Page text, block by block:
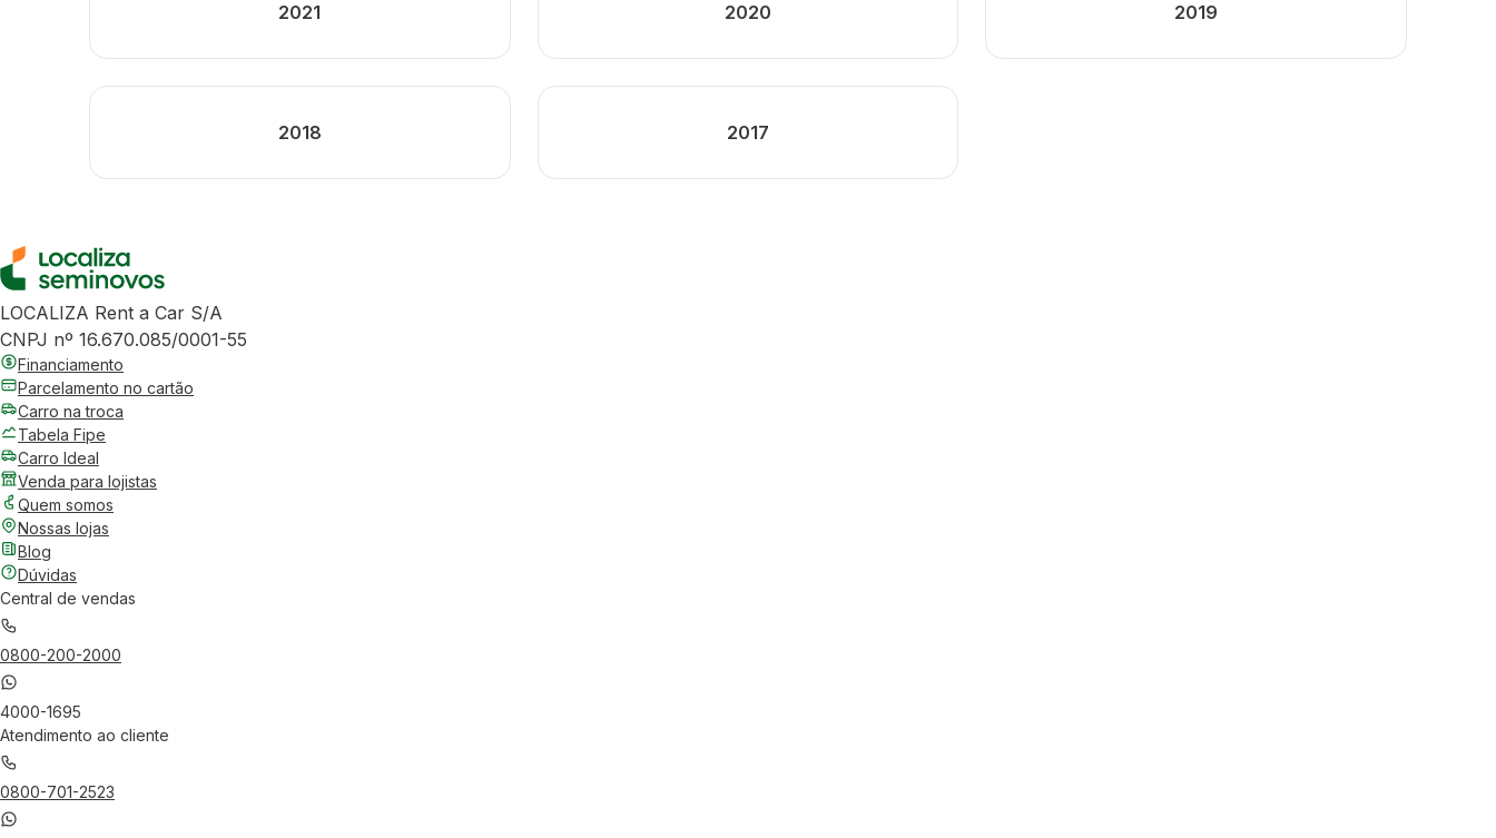
2021 2020 2019
2018 2017
LOCALIZA Rent a Car S/A
CNPJ nº 16.670.085/0001-55
Financiamento
Parcelamento no cartão
Carro na troca
Tabela Fipe
Carro Ideal
Venda para lojistas
Quem somos
Nossas lojas
Blog
Dúvidas
Central de vendas
0800-200-2000
4000-1695
Atendimento ao cliente
0800-701-2523